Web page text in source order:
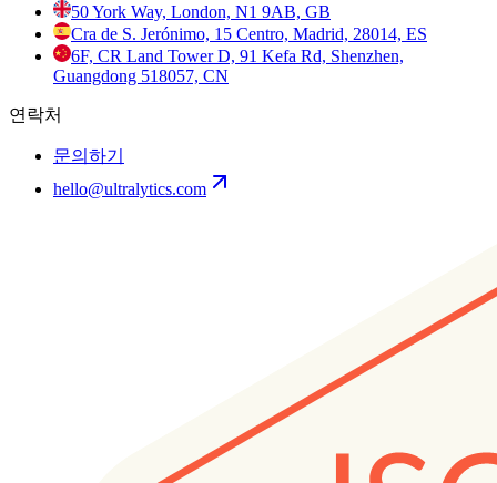
50 York Way, London, N1 9AB, GB
Cra de S. Jerónimo, 15 Centro, Madrid, 28014, ES
6F, CR Land Tower D, 91 Kefa Rd, Shenzhen,
Guangdong 518057, CN
연락처
문의하기
hello@ultralytics.com